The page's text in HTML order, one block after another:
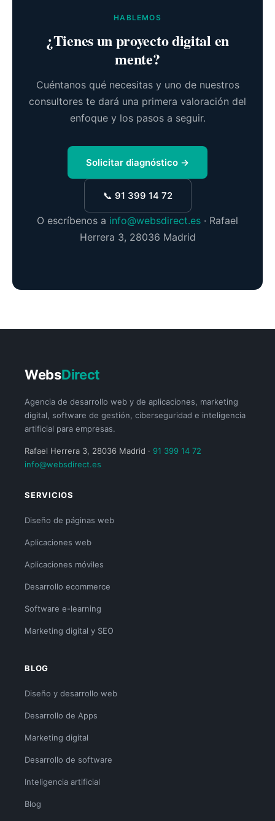
HABLEMOS
¿Tienes un proyecto digital en
mente?
Cuéntanos qué necesitas y uno de nuestros
consultores te dará una primera valoración del
enfoque y los pasos a seguir.
Solicitar diagnóstico →
📞 91 399 14 72
O escríbenos a info@websdirect.es · Rafael
Herrera 3, 28036 Madrid
WebsDirect
Agencia de desarrollo web y de aplicaciones, marketing
digital, software de gestión, ciberseguridad e inteligencia
artificial para empresas.
Rafael Herrera 3, 28036 Madrid · 91 399 14 72
info@websdirect.es
SERVICIOS
Diseño de páginas web
Aplicaciones web
Aplicaciones móviles
Desarrollo ecommerce
Software e-learning
Marketing digital y SEO
BLOG
Diseño y desarrollo web
Desarrollo de Apps
Marketing digital
Desarrollo de software
Inteligencia artificial
Blog